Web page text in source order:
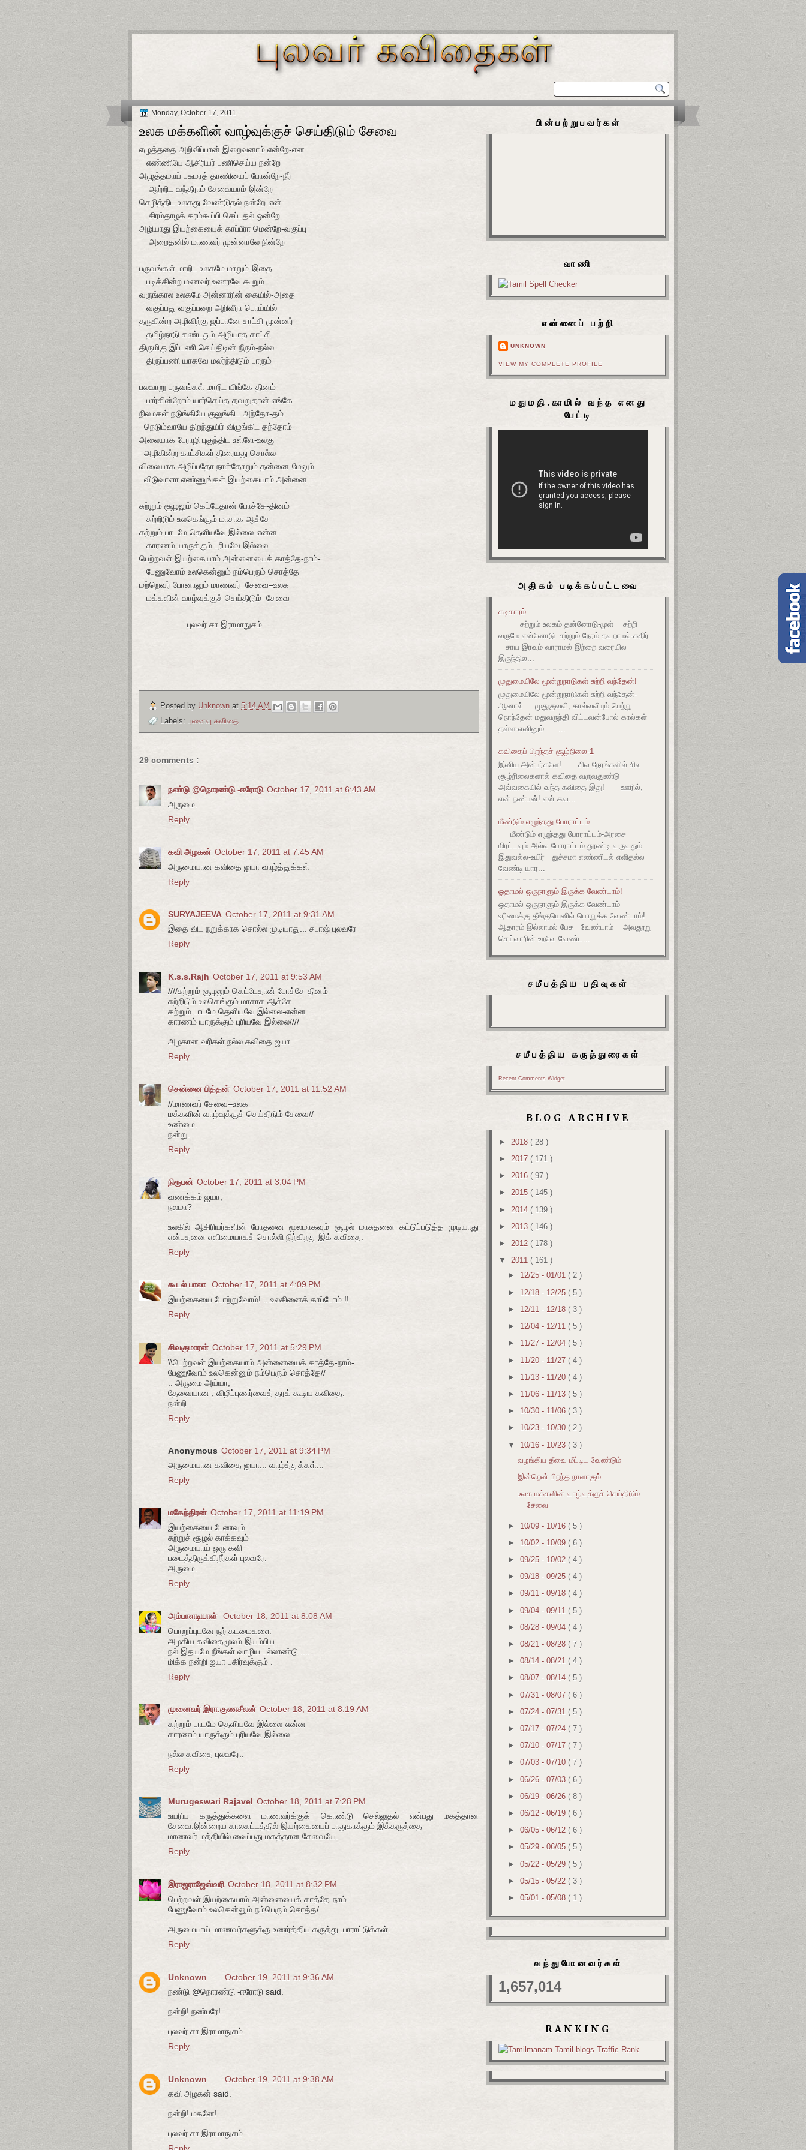
Monday, October 17, 2011
உலக மக்களின் வாழ்வுக்குச் செய்திடும் சேவை
எழுத்ததை அறிவிப்பான் இறைவனாம் என்றே-என
எண்ணியே ஆசிரியர் பணிசெய்ய நன்றே
அழுத்தமாய் பசுமரத் தாணியைப் போன்றே-நீர்
ஆற்றிட வந்தீராம் சேவையாம் இன்றே
செழித்திட உலகது வேண்டுதல் நன்றே-என்
சிரம்தாழக் கரம்கூப்பி செப்புதல் ஒன்றே
அழியாது இயற்கையைக் காப்பீரா மென்றே-வகுப்பு
அறைதனில் மாணவர் முன்னாலே நின்றே
பருவங்கள் மாறிட உலகமே மாறும்-இதை
படிக்கின்ற மணவர் உணரவே கூறும்
வருங்கால உலகமே அன்னாரின் கையில்-அதை
வகுப்பது வகுப்பறை அறிவீரா பொய்யில்
தருகின்ற அழிவிற்கு ஜப்பானே சாட்சி-முன்னர்
தமிழ்நாடு கண்டதும் அழியாத காட்சி
திருமிகு இப்பணி செய்திடின் நீரும்-நல்ல
திருப்பணி யாகவே மலர்ந்திடும் பாரும்
பலவாறு பருவங்கள் மாறிட யிங்கே-தினம்
பார்கின்றோம் யார்செய்த தவறுதான் எங்கே
நிலமகள் நடுங்கியே குலுங்கிட அந்தோ-தம்
நெடும்வாயே திறந்துயிர் விழுங்கிட தந்தோம்
அலையாக பேராழி புகுந்திட உள்ளே-உலகு
அழிகின்ற காட்சிகள் திரையது சொல்ல
விலையாக அழிப்பதோ நாள்தோறும் தன்னை-மேலும்
விடுவாளா எண்ணுங்கள் இயற்கையாம் அன்னை
சுற்றும் சூழலும் கெட்டேதான் போச்சே-தினம்
சுற்றிடும் உலகெங்கும் மாசாக ஆச்சே
கற்றும் பாடமே தெளியவே இல்லை-என்ன
காரணம் யாருக்கும் புரியவே இல்லை
பெற்றவள் இயற்கையாம் அன்னையைக் காத்தே-நாம்-
பேணுவோம் உலகென்னும் நம்பெரும் சொத்தே
மற்றெவர் போனாலும் மாணவர் சேவை–உலக
மக்களின் வாழ்வுக்குச் செய்திடும் சேவை
புலவர் சா இராமாநுசம்
Posted by Unknown at 5:14 AM
Labels: புனைவு கவிதை
29 comments :
நண்டு @நொரண்டு -ஈரோடு October 17, 2011 at 6:43 AM
அருமை.
Reply
கவி அழகன் October 17, 2011 at 7:45 AM
அருமையான கவிதை ஐயா வாழ்த்துக்கள்
Reply
SURYAJEEVA October 17, 2011 at 9:31 AM
இதை விட நறுக்காக சொல்ல முடியாது... சபாஷ் புலவரே
Reply
K.s.s.Rajh October 17, 2011 at 9:53 AM
////சுற்றும் சூழலும் கெட்டேதான் போச்சே-தினம்
சுற்றிடும் உலகெங்கும் மாசாக ஆச்சே
கற்றும் பாடமே தெளியவே இல்லை-என்ன
காரணம் யாருக்கும் புரியவே இல்லை////
அழகான வரிகள் நல்ல கவிதை ஜயா
Reply
சென்னை பித்தன் October 17, 2011 at 11:52 AM
//மாணவர் சேவை–உலக
மக்களின் வாழ்வுக்குச் செய்திடும் சேவை//
உண்மை.
நன்று.
Reply
நிரூபன் October 17, 2011 at 3:04 PM
வணக்கம் ஐயா,
நலமா?
உலகில் ஆசிரியர்களின் போதனை மூலமாகவும் சூழல் மாசுதனை கட்டுப்படுத்த முடியாது
என்பதனை எளிமையாகச் சொல்லி நிற்கிறது இக் கவிதை.
Reply
கூடல் பாலா October 17, 2011 at 4:09 PM
இயற்கையை போற்றுவோம்! ...உலகினைக் காப்போம் !!
Reply
சிவகுமாரன் October 17, 2011 at 5:29 PM
\\பெற்றவள் இயற்கையாம் அன்னையைக் காத்தே-நாம்-
பேணுவோம் உலகென்னும் நம்பெரும் சொத்தே//
.. அருமை அய்யா,
தேவையான , விழிப்புணர்வைத் தரக் கூடிய கவிதை.
நன்றி
Reply
Anonymous October 17, 2011 at 9:34 PM
அருமையான கவிதை ஐயா... வாழ்த்துக்கள்...
Reply
மகேந்திரன் October 17, 2011 at 11:19 PM
இயற்கையை பேணவும்
சுற்றுச் சூழல் காக்கவும்
அருமையாய் ஒரு கவி
படைத்திருக்கிறீர்கள் புலவரே.
அருமை.
Reply
அம்பாளடியாள் October 18, 2011 at 8:08 AM
பொறுப்புடனே நற் கடமைகளை
அழகிய கவிதைமூலம் இயம்பிய
நல் இதயமே நீங்கள் வாழிய பல்லாண்டு ....
மிக்க நன்றி ஐயா பகிர்வுக்கும் .
Reply
முனைவர் இரா.குணசீலன் October 18, 2011 at 8:19 AM
கற்றும் பாடமே தெளியவே இல்லை-என்ன
காரணம் யாருக்கும் புரியவே இல்லை
நல்ல கவிதை புலவரே..
Reply
Murugeswari Rajavel October 18, 2011 at 7:28 PM
உயரிய கருத்துக்களை மாணவர்க்குக் கொண்டு செல்லுதல் என்பது மகத்தான
சேவை.இன்றைய காலகட்டத்தில் இயற்கையைப் பாதுகாக்கும் இக்கருத்தை
மாணவர் மத்தியில் வைப்பது மகத்தான சேவையே.
Reply
இராஜராஜேஸ்வரி October 18, 2011 at 8:32 PM
பெற்றவள் இயற்கையாம் அன்னையைக் காத்தே-நாம்-
பேணுவோம் உலகென்னும் நம்பெரும் சொத்த/
அருமையாய் மாணவர்களுக்கு உணர்த்திய கருத்து .பாராட்டுக்கள்.
Reply
Unknown
October 19, 2011 at 9:36 AM
நண்டு @நொரண்டு -ஈரோடு said.
நன்றி! நண்பரே!
புலவர் சா இராமாநுசம்
Reply
Unknown
October 19, 2011 at 9:38 AM
கவி அழகன் said.
நன்றி! மகனே!
புலவர் சா இராமாநுசம்
பின்பற்றுபவர்கள்
வாணி
என்னைப் பற்றி
UNKNOWN
VIEW MY COMPLETE PROFILE
மதுமதி.காமில் வந்த எனது
பேட்டி
அதிகம் படிக்கப்பட்டவை
கடிகாரம்
சுற்றும் உலகம் தன்னோடு-முள் சுற்றி
வருமே என்னோடு சற்றும் நேரம் தவறாமல்-கதிர்
சாய இரவும் வாராமல் இற்றை வரையில
இருந்தில...
முதுமையிலே மூன்றுநாடுகள் சுற்றி வந்தேன்!
முதுமையிலே மூன்றுநாடுகள் சுற்றி வந்தேன்-
ஆனால் முதுகுவலி, கால்வலியும் பெற்று
நொந்தேன் மதுவருந்தி விட்டவன்போல் கால்கள்
தள்ள-எனினும் ...
கவிதைப் பிறந்தச் சூழ்நிலை-1
இனிய அன்பர்களே! சில நேரங்களில் சில
சூழ்நிலைகளால் கவிதை வருவதுண்டு
அவ்வகையில் வந்த கவிதை இது! ஊரில்,
என் நண்பன்! என் கவ...
மீண்டும் எழுந்தது போராட்டம்
மீண்டும் எழுந்தது போராட்டம்-அரசை
மிரட்டவும் அல்ல போராட்டம் தூண்டி வருவதும்
இதுவல்ல-உயிர் துச்சமா எண்ணிடல் எளிதல்ல
வேண்டி யார...
ஓதாமல் ஒருநாளும் இருக்க வேண்டாம்!
ஓதாமல் ஒருநாளும் இருக்க வேண்டாம்
உரிமைக்கு தீங்குயெனில் பொறுக்க வேண்டாம்!
ஆதாரம் இல்லாமல் பேச வேண்டாம் அவதூறு
செய்வாரின் உறவே வேண்ட...
சமீபத்திய பதிவுகள்
சமீபத்திய கருத்துரைகள்
Recent Comments Widget
BLOG ARCHIVE
► 2018 ( 28 )
► 2017 ( 171 )
► 2016 ( 97 )
► 2015 ( 145 )
► 2014 ( 139 )
► 2013 ( 146 )
► 2012 ( 178 )
▼ 2011 ( 161 )
► 12/25 - 01/01 ( 2 )
► 12/18 - 12/25 ( 5 )
► 12/11 - 12/18 ( 3 )
► 12/04 - 12/11 ( 5 )
► 11/27 - 12/04 ( 5 )
► 11/20 - 11/27 ( 4 )
► 11/13 - 11/20 ( 4 )
► 11/06 - 11/13 ( 5 )
► 10/30 - 11/06 ( 3 )
► 10/23 - 10/30 ( 2 )
▼ 10/16 - 10/23 ( 3 )
வழங்கிய தீவை மீட்டிட வேண்டும்
இன்றென் பிறந்த நாளாகும்
உலக மக்களின் வாழ்வுக்குச் செய்திடும்
சேவை
► 10/09 - 10/16 ( 5 )
► 10/02 - 10/09 ( 6 )
►09/25 - 10/02 ( 4 )
►09/18 - 09/25 ( 4 )
►09/11 - 09/18 ( 4 )
►09/04 - 09/11 ( 5 )
►08/28 - 09/04 ( 4 )
►08/21 - 08/28 ( 7 )
►08/14 - 08/21 ( 4 )
►08/07 - 08/14 ( 5 )
►07/31 - 08/07 ( 6 )
►07/24 - 07/31 ( 5 )
►07/17 - 07/24 ( 7 )
►07/10 - 07/17 ( 7 )
►07/03 - 07/10 ( 7 )
►06/26 - 07/03 ( 6 )
►06/19 - 06/26 ( 8 )
►06/12 - 06/19 ( 6 )
►06/05 - 06/12 ( 6 )
►05/29 - 06/05 ( 5 )
►05/22 - 05/29 ( 5 )
►05/15 - 05/22 ( 3 )
►05/01 - 05/08 ( 1 )
வந்துபோனவர்கள்
1,657,014
RANKING